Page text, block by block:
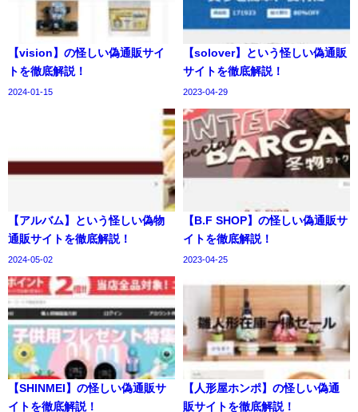
【vision】の怪しい偽通販サイ
トを徹底解説！
2024-01-15
【solover】という怪しい偽通販
サイトを徹底解説！
2023-04-29
【アルバム】という怪しい偽物
通販サイトを徹底解説！
2024-05-02
【B.F SHOP】の怪しい偽通販サ
イトを徹底解説！
2023-04-25
【SHINMEI】の怪しい偽通販サ
イトを徹底解説！
【人形屋ホンポ】の怪しい偽通
販サイトを徹底解説！